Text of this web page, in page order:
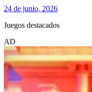
24 de junio, 2026
Juegos destacados
AD